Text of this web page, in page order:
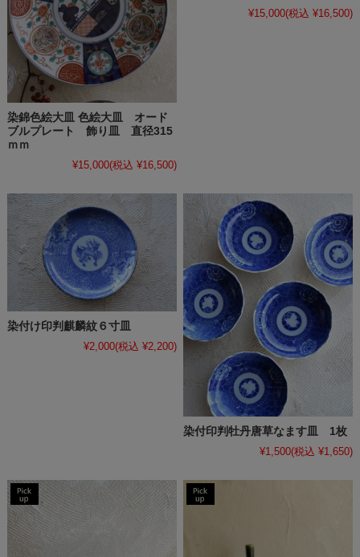
染錦色絵大皿 色絵大皿 オード
ブルプレート 飾り皿 直径315
ｍｍ
¥15,000(税込 ¥16,500)
¥15,000(税込 ¥16,500)
染付け印判麒麟紋６寸皿
¥2,000(税込 ¥2,200)
染付印判牡丹唐草なます皿 1枚
¥1,500(税込 ¥1,650)